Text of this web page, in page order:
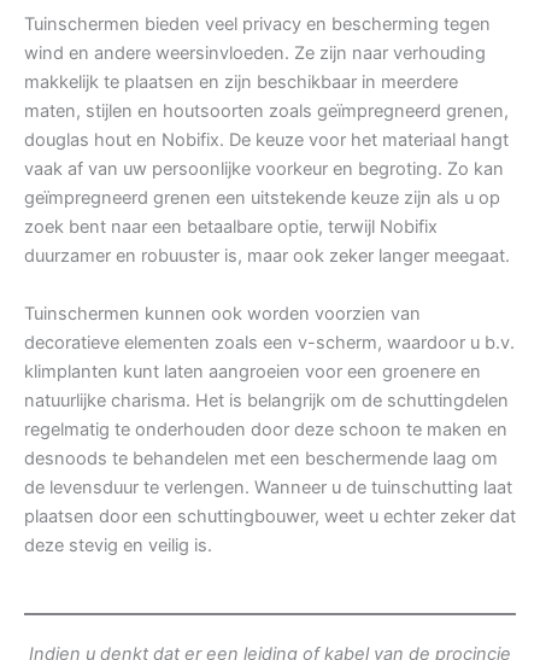
Tuinschermen bieden veel privacy en bescherming tegen
wind en andere weersinvloeden. Ze zijn naar verhouding
makkelijk te plaatsen en zijn beschikbaar in meerdere
maten, stijlen en houtsoorten zoals geïmpregneerd grenen,
douglas hout en Nobifix. De keuze voor het materiaal hangt
vaak af van uw persoonlijke voorkeur en begroting. Zo kan
geïmpregneerd grenen een uitstekende keuze zijn als u op
zoek bent naar een betaalbare optie, terwijl Nobifix
duurzamer en robuuster is, maar ook zeker langer meegaat.
Tuinschermen kunnen ook worden voorzien van
decoratieve elementen zoals een v-scherm, waardoor u b.v.
klimplanten kunt laten aangroeien voor een groenere en
natuurlijke charisma. Het is belangrijk om de schuttingdelen
regelmatig te onderhouden door deze schoon te maken en
desnoods te behandelen met een beschermende laag om
de levensduur te verlengen. Wanneer u de tuinschutting laat
plaatsen door een schuttingbouwer, weet u echter zeker dat
deze stevig en veilig is.
Indien u denkt dat er een leiding of kabel van de procincie